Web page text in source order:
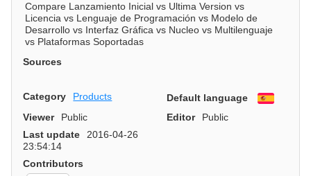
Compare Lanzamiento Inicial vs Ultima Version vs
Licencia vs Lenguaje de Programación vs Modelo de
Desarrollo vs Interfaz Gráfica vs Nucleo vs Multilenguaje
vs Plataformas Soportadas
Sources
Category Products Default language
Viewer
Public Editor
Public
Last update
2016-04-26
23:54:14
Contributors